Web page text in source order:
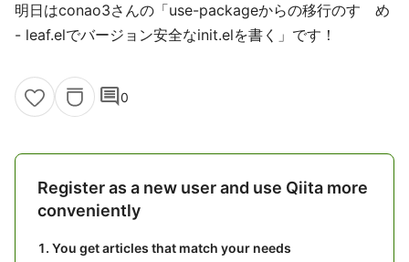
明日はconao3さんの「use-packageからの移行のすゝめ
- leaf.elでバージョン安全なinit.elを書く」です！
comment0
Register as a new user and use Qiita more
conveniently
You get articles that match your needs